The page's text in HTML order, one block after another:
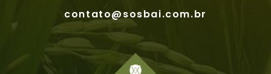
contato@sosbai.com.br